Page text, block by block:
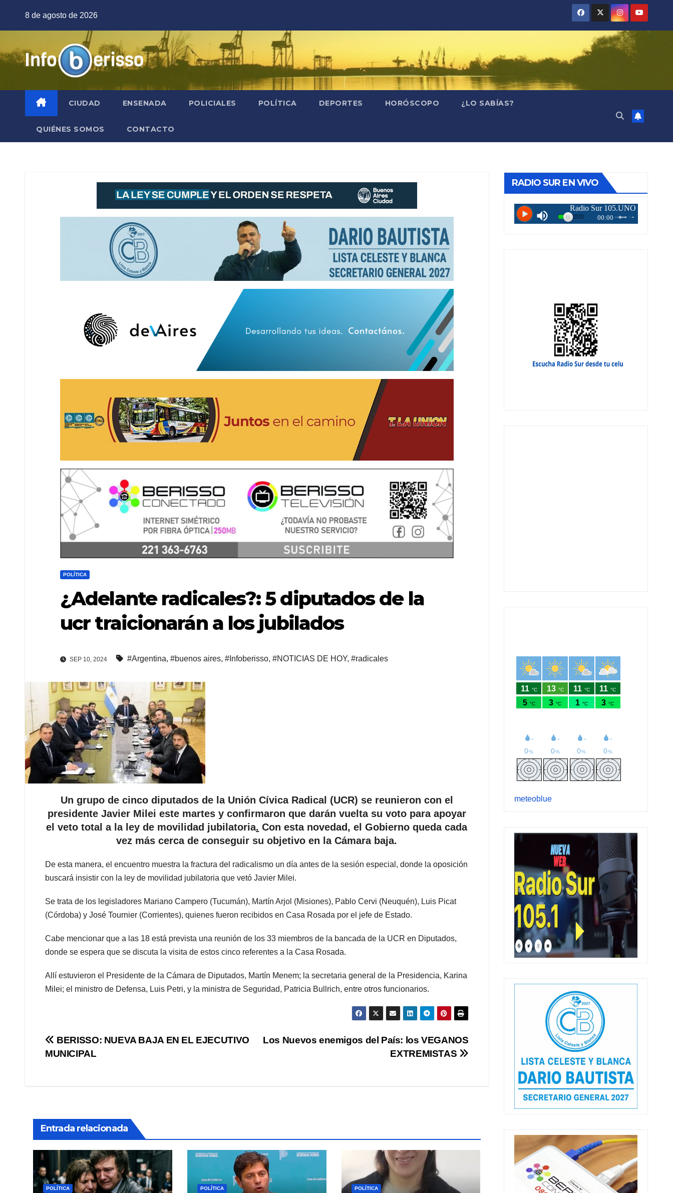
8 de agosto de 2026
CIUDAD ENSENADA POLICIALES POLÍTICA DEPORTES HORÓSCOPO ¿LO SABÍAS?
QUIÉNES SOMOS CONTACTO
POLÍTICA
¿Adelante radicales?: 5 diputados de la
ucr traicionarán a los jubilados
SEP 10, 2024 #Argentina, #buenos aires, #Infoberisso, #NOTICIAS DE HOY, #radicales
Un grupo de cinco diputados de la Unión Cívica Radical (UCR) se reunieron con el
presidente Javier Milei este martes y confirmaron que darán vuelta su voto para apoyar
el veto total a la ley de movilidad jubilatoria. Con esta novedad, el Gobierno queda cada
vez más cerca de conseguir su objetivo en la Cámara baja.
De esta manera, el encuentro muestra la fractura del radicalismo un día antes de la sesión especial, donde la oposición
buscará insistir con la ley de movilidad jubilatoria que vetó Javier Milei.
Se trata de los legisladores Mariano Campero (Tucumán), Martín Arjol (Misiones), Pablo Cervi (Neuquén), Luis Picat
(Córdoba) y José Tournier (Corrientes), quienes fueron recibidos en Casa Rosada por el jefe de Estado.
Cabe mencionar que a las 18 está prevista una reunión de los 33 miembros de la bancada de la UCR en Diputados,
donde se espera que se discuta la visita de estos cinco referentes a la Casa Rosada.
Allí estuvieron el Presidente de la Cámara de Diputados, Martín Menem; la secretaria general de la Presidencia, Karina
Milei; el ministro de Defensa, Luis Petri, y la ministra de Seguridad, Patricia Bullrich, entre otros funcionarios.
Navegación
Los Nuevos enemigos del País: los VEGANOS
EXTREMISTAS
BERISSO: NUEVA BAJA EN EL EJECUTIVO
MUNICIPAL
Entrada relacionada
POLÍTICA POLÍTICA POLÍTICA
RADIO SUR EN VIVO
meteoblue